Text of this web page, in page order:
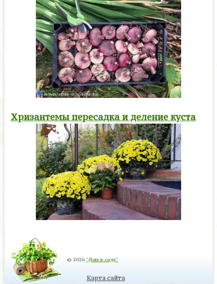
Хризантемы пересадка и деление куста
© 2026 "Дом в саду"
Карта сайта